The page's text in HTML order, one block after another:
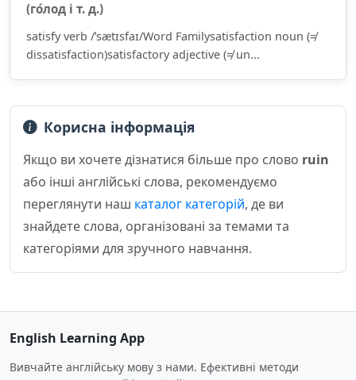
(го́лод і т. д.)
satisfy verb /ˈsætɪsfaɪ/Word Familysatisfaction noun (≠
dissatisfaction)satisfactory adjective (≠ un...
Корисна інформація
Якщо ви хочете дізнатися більше про слово ruin
або інші англійські слова, рекомендуємо
переглянути наш каталог категорій, де ви
знайдете слова, організовані за темами та
категоріями для зручного навчання.
English Learning App
Вивчайте англійську мову з нами. Ефективні методи